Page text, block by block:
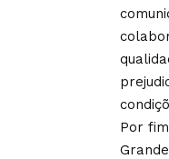
Por